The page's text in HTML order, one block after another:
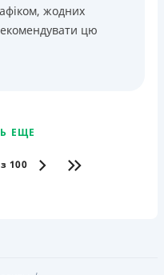
жодних
цю
ЕЩЕ
100